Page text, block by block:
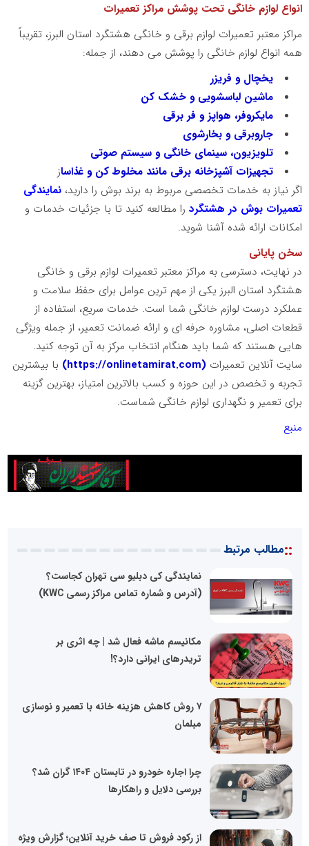
انواع لوازم خانگی تحت پوشش مراکز تعمیرات
مراکز معتبر تعمیرات لوازم برقی و خانگی هشتگرد استان البرز، تقریباً
همه انواع لوازم خانگی را پوشش می دهند، از جمله:
یخچال و فریزر
ماشین لباسشویی و خشک کن
مایکروفر، هواپز و فر برقی
جاروبرقی و بخارشوی
تلویزیون، سینمای خانگی و سیستم صوتی
تجهیزات آشپزخانه برقی مانند مخلوط کن و غذاساز
اگر نیاز به خدمات تخصصی مربوط به برند بوش را دارید،نمایندگی
تعمیرات بوش در هشتگرد را مطالعه کنید تا با جزئیات خدمات و
امکانات ارائه شده آشنا شوید.
سخن پایانی
در نهایت، دسترسی به مراکز معتبر تعمیرات لوازم برقی و خانگی
هشتگرد استان البرز یکی از مهم ترین عوامل برای حفظ سلامت و
عملکرد درست لوازم خانگی شما است. خدمات سریع، استفاده از
قطعات اصلی، مشاوره حرفه ای و ارائه ضمانت تعمیر، از جمله ویژگی
هایی هستند که شما باید هنگام انتخاب مرکز به آن توجه کنید.
سایت آنلاین تعمیرات(
https://onlinetamirat.com
) با بیشترین
تجربه و تخصص در این حوزه و کسب بالاترین امتیاز، بهترین گزینه
برای تعمیر و نگهداری لوازم خانگی شماست.
منبع
::مطالب مرتبط
نمایندگی کی دبلیو سی تهران کجاست؟
(آدرس و شماره تماس مراکز رسمی KWC)
مکانیسم ماشه فعال شد | چه اثری بر
تریدرهای ایرانی دارد؟!
۷ روش کاهش هزینه خانه با تعمیر و نوسازی
مبلمان
چرا اجاره خودرو در تابستان ۱۴۰۴ گران شد؟
بررسی دلایل و راهکارها
از رکود فروش تا صف خرید آنلاین؛ گزارش ویژه